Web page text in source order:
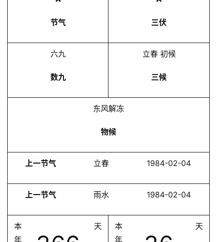
节气 三伏
六九
数九
立春 初候
三候
东风解冻
物候
上一节气 立春 1984-02-04
上一节气 雨水 1984-02-04
本
年
天
本
年
天